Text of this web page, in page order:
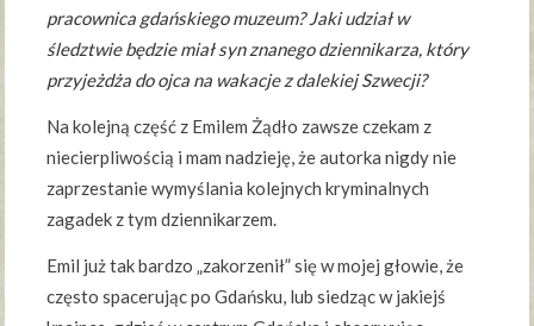
pracownica gdańskiego muzeum? Jaki udział w
śledztwie będzie miał syn znanego dziennikarza, który
przyjeżdża do ojca na wakacje z dalekiej Szwecji?
Na kolejną część z Emilem Żądło zawsze czekam z
niecierpliwością i mam nadzieję, że autorka nigdy nie
zaprzestanie wymyślania kolejnych kryminalnych
zagadek z tym dziennikarzem.
Emil już tak bardzo „zakorzenił” się w mojej głowie, że
często spacerując po Gdańsku, lub siedząc w jakiejś